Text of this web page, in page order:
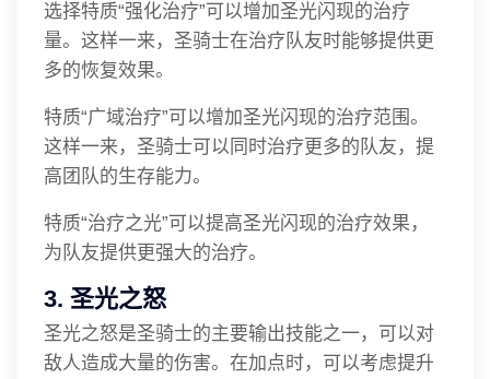
选择特质“强化治疗”可以增加圣光闪现的治疗
量。这样一来，圣骑士在治疗队友时能够提供更
多的恢复效果。
特质“广域治疗”可以增加圣光闪现的治疗范围。
这样一来，圣骑士可以同时治疗更多的队友，提
高团队的生存能力。
特质“治疗之光”可以提高圣光闪现的治疗效果，
为队友提供更强大的治疗。
3. 圣光之怒
圣光之怒是圣骑士的主要输出技能之一，可以对
敌人造成大量的伤害。在加点时，可以考虑提升